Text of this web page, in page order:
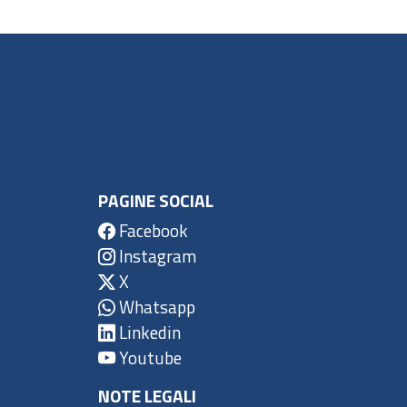
PAGINE SOCIAL
Facebook
Instagram
X
Whatsapp
Linkedin
Youtube
NOTE LEGALI